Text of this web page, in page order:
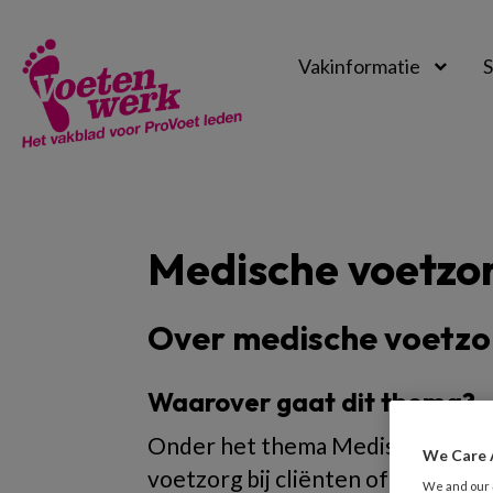
Vakinformatie
Medische
Over medische
Waarover gaat dit thema?
Onder het thema Medische
voetzorg bij cliënten of
We Care
We and our